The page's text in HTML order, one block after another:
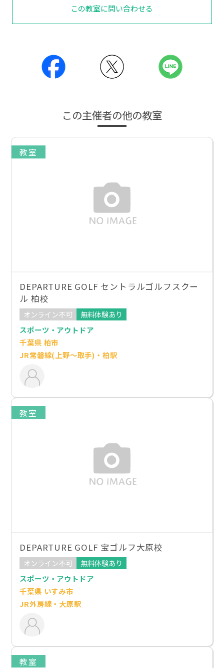
この教室に問い合わせる
この主催者の他の教室
教室
DEPARTURE GOLF セントラルゴルフスクー
ル 柏校
オンライン不可
無料体験あり
スポーツ・アウトドア
千葉県 柏市
JR常磐線(上野～取手)・柏駅
教室
DEPARTURE GOLF 宝ゴルフ大原校
オンライン不可
無料体験あり
スポーツ・アウトドア
千葉県 いすみ市
JR外房線・大原駅
教室